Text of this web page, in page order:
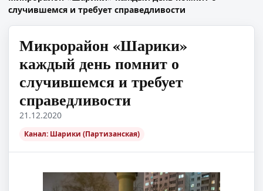
случившемся и требует справедливости
Микрорайон «Шарики»
каждый день помнит о
случившемся и требует
справедливости
21.12.2020
Канал: Шарики (Партизанская)